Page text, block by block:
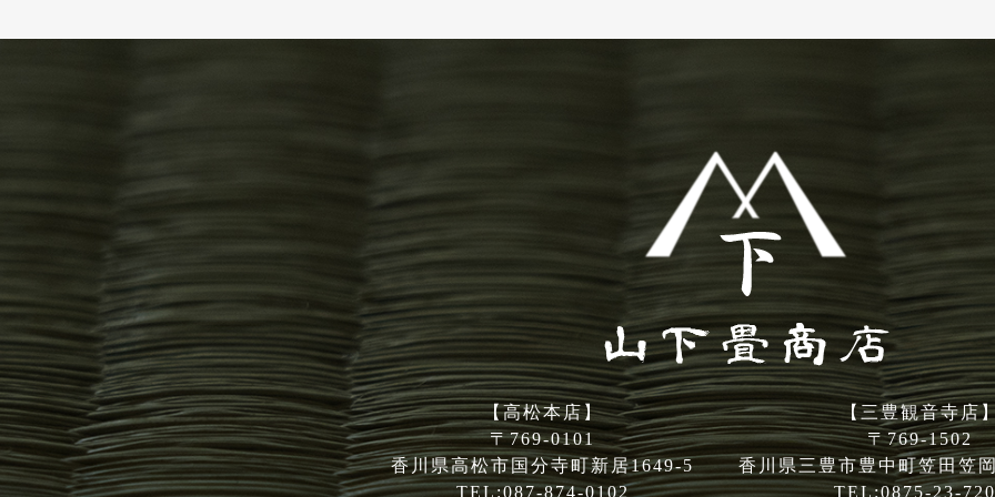
【高松本店】
〒769-0101
香川県高松市国分寺町新居1649-5
TEL:087-874-0102
【三豊観音寺店
〒769-1502
香川県三豊市豊中町笠田笠
TEL:0875-23-